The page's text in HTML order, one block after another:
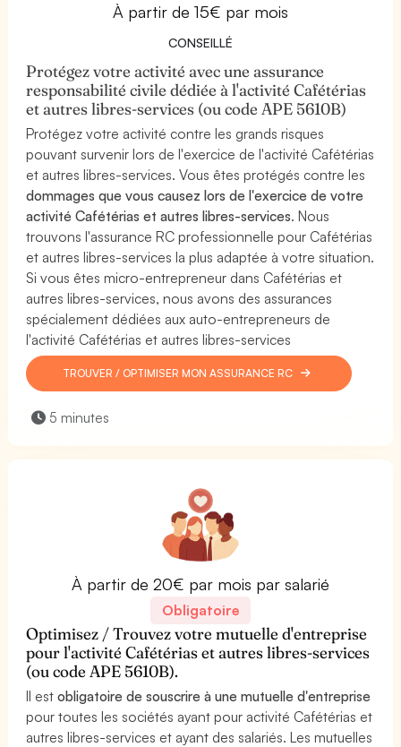
À partir de 15€ par mois
CONSEILLÉ
Protégez votre activité avec une assurance
responsabilité civile dédiée à l'activité Cafétérias
et autres libres-services (ou code APE 5610B)
Protégez votre activité contre les grands risques
pouvant survenir lors de l'exercice de l'activité Cafétérias
et autres libres-services. Vous êtes protégés contre les
dommages que vous causez lors de l'exercice de votre
activité Cafétérias et autres libres-services. Nous
trouvons l'assurance RC professionnelle pour Cafétérias
et autres libres-services la plus adaptée à votre situation.
Si vous êtes micro-entrepreneur dans Cafétérias et
autres libres-services, nous avons des assurances
spécialement dédiées aux auto-entrepreneurs de
l'activité Cafétérias et autres libres-services
TROUVER / OPTIMISER MON ASSURANCE RC
5 minutes
À partir de 20€ par mois par salarié
Obligatoire
Optimisez / Trouvez votre mutuelle d'entreprise
pour l'activité Cafétérias et autres libres-services
(ou code APE 5610B).
Il estobligatoire de souscrire à une mutuelle d'entreprise
pour toutes les sociétés ayant pour activité Cafétérias et
autres libres-services et ayant des salariés. Les mutuelles